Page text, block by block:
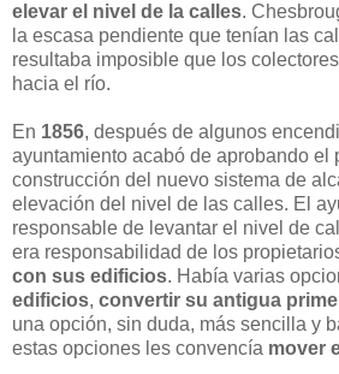
elevar el nivel de la calles.
la escasa pendiente que tenían las
resultaba imposible que los
hacia el río.
En 1856, después de algunos
ayuntamiento acabó de aprobando el
construcción del nuevo sistema de
elevación del nivel de las calles. El
responsable de levantar el nivel de
era responsabilidad de los
con sus edificios. Había varias
edificios, convertir su antigua
una opción, sin duda, más sencilla y
estas opciones les convencía mover